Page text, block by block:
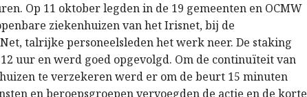
Op 11 oktober legden in de 19 gemeenten en OCMW
ziekenhuizen van het Irisnet, bij de
talrijke personeelsleden het werk neer. De staking
uur en werd goed opgevolgd. Om de continuïteit van
te verzekeren werd er om de beurt 15 minuten
en beroepsgroepen vervoegden de actie en de korte